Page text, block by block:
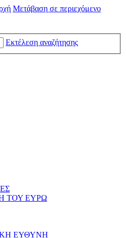
Μετάβαση σε περιεχόμενο
Εκτέλεση αναζήτησης
ΤΟΥ ΕΥΡΩ
ΕΥΘΥΝΗ